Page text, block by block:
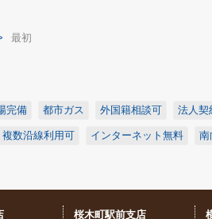
最初
完備 都市ガス 外国籍相談可 法人契
複数沿線利用可 インターネット無料 南
桜木町駅前支店